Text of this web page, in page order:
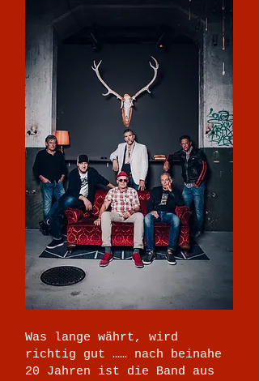
Was lange währt, wird
richtig gut …… nach beinahe
20 Jahren ist die Band aus